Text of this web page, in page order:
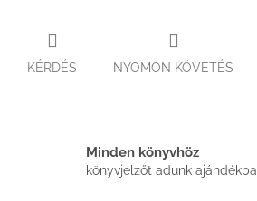
KÉRDÉS NYOMON KÖVETÉS
Minden könyvhöz
könyvjelzőt adunk ajándékba